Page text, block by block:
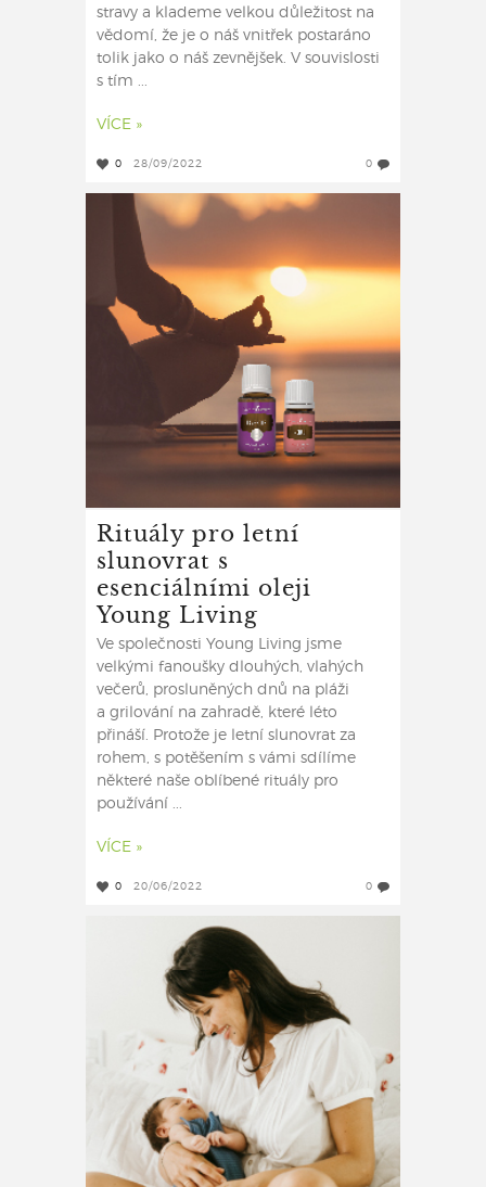
stravy a klademe velkou důležitost na
vědomí, že je o náš vnitřek postaráno
tolik jako o náš zevnějšek. V souvislosti
s tím ...
VÍCE »
0 28/09/2022 0
Rituály pro letní
slunovrat s
esenciálními oleji
Young Living
Ve společnosti Young Living jsme
velkými fanoušky dlouhých, vlahých
večerů, prosluněných dnů na pláži
a grilování na zahradě, které léto
přináší. Protože je letní slunovrat za
rohem, s potěšením s vámi sdílíme
některé naše oblíbené rituály pro
používání ...
VÍCE »
0 20/06/2022 0